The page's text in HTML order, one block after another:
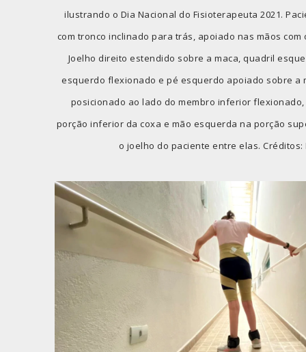
ilustrando o Dia Nacional do Fisioterapeuta 2021.
com tronco inclinado para trás, apoiado nas mãos
Joelho direito estendido sobre a maca, quadril
esquerdo flexionado e pé esquerdo apoiado sobre a
posicionado ao lado do membro inferior
porção inferior da coxa e mão esquerda na porção
o joelho do paciente entre elas. Créditos: